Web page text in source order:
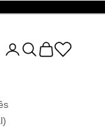
Abrir página de la
Abrir búsqueda
Abrir cesta
Abrir la